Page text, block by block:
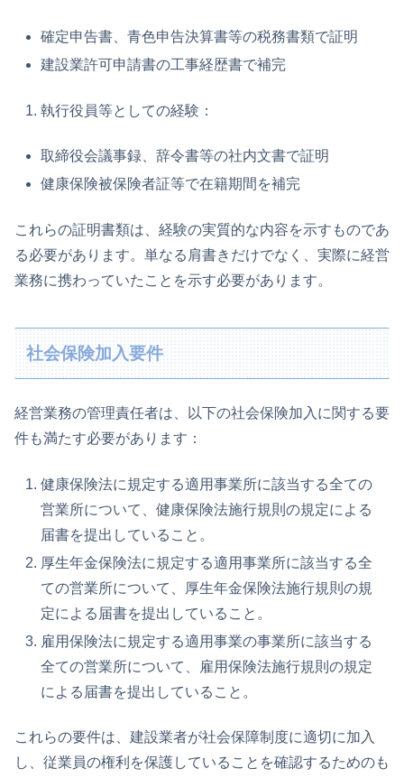
確定申告書、青色申告決算書等の税務書類で証明
建設業許可申請書の工事経歴書で補完
執行役員等としての経験：
取締役会議事録、辞令書等の社内文書で証明
健康保険被保険者証等で在籍期間を補完
これらの証明書類は、経験の実質的な内容を示すものであ
る必要があります。単なる肩書きだけでなく、実際に経営
業務に携わっていたことを示す必要があります。
社会保険加入要件
経営業務の管理責任者は、以下の社会保険加入に関する要
件も満たす必要があります：
健康保険法に規定する適用事業所に該当する全ての
営業所について、健康保険法施行規則の規定による
届書を提出していること。
厚生年金保険法に規定する適用事業所に該当する全
ての営業所について、厚生年金保険法施行規則の規
定による届書を提出していること。
雇用保険法に規定する適用事業の事業所に該当する
全ての営業所について、雇用保険法施行規則の規定
による届書を提出していること。
これらの要件は、建設業者が社会保障制度に適切に加入
し、従業員の権利を保護していることを確認するためのも